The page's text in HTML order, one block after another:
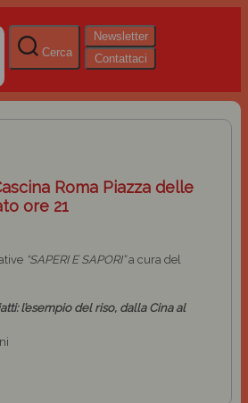
Cerca
Newsletter
Contattaci
Roma Piazza delle
ore 21
“SAPERI E SAPORI”a cura del
l’esempio del riso, dalla Cina al